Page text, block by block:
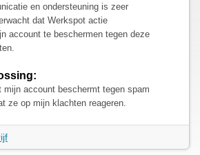
en ondersteuning is zeer
dat Werkspot actie
account te beschermen tegen deze
mijn account beschermt tegen spam
ze op mijn klachten reageren.